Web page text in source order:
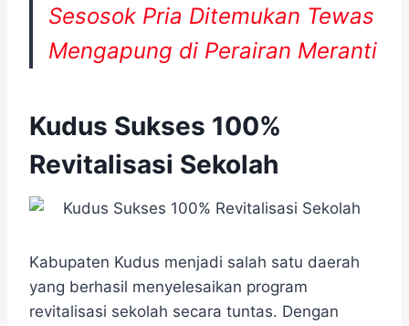
Sesosok Pria Ditemukan Tewas
Mengapung di Perairan Meranti
Kudus Sukses 100%
Revitalisasi Sekolah
Kabupaten Kudus menjadi salah satu daerah
yang berhasil menyelesaikan program
revitalisasi sekolah secara tuntas. Dengan